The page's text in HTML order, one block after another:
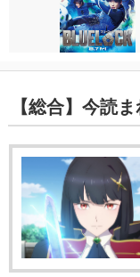
【総合】今読